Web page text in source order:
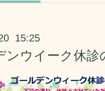
15:25
ンウイーク休診